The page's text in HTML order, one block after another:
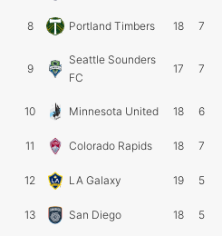
8 Portland Timbers 18 7
9
Seattle Sounders
FC
17 7
10 Minnesota United 18 6
11 Colorado Rapids 18 7
12 LA Galaxy 19 5
13 San Diego 18 5